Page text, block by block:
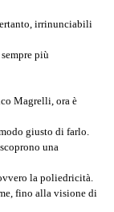
irrinunciabili
più
Magrelli, ora è
giusto di farlo.
una
la poliedricità.
fino alla visione di